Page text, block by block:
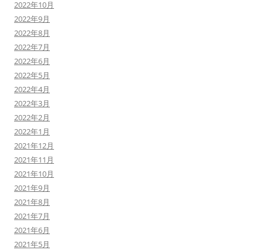
2022年10月
2022年9月
2022年8月
2022年7月
2022年6月
2022年5月
2022年4月
2022年3月
2022年2月
2022年1月
2021年12月
2021年11月
2021年10月
2021年9月
2021年8月
2021年7月
2021年6月
2021年5月